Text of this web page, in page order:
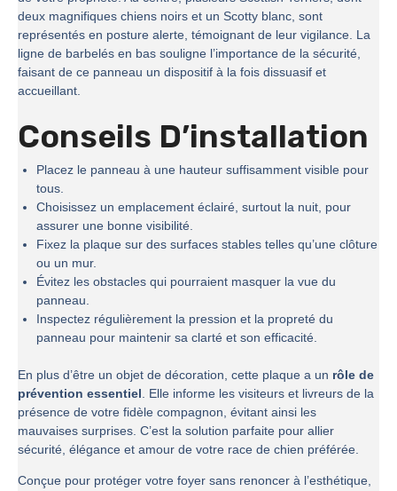
deux magnifiques chiens noirs et un Scotty blanc, sont
représentés en posture alerte, témoignant de leur vigilance. La
ligne de barbelés en bas souligne l’importance de la sécurité,
faisant de ce panneau un dispositif à la fois dissuasif et
accueillant.
Conseils D’installation
Placez le panneau à une hauteur suffisamment visible pour
tous.
Choisissez un emplacement éclairé, surtout la nuit, pour
assurer une bonne visibilité.
Fixez la plaque sur des surfaces stables telles qu’une clôture
ou un mur.
Évitez les obstacles qui pourraient masquer la vue du
panneau.
Inspectez régulièrement la pression et la propreté du
panneau pour maintenir sa clarté et son efficacité.
En plus d’être un objet de décoration, cette plaque a un rôle de
prévention essentiel. Elle informe les visiteurs et livreurs de la
présence de votre fidèle compagnon, évitant ainsi les
mauvaises surprises. C’est la solution parfaite pour allier
sécurité, élégance et amour de votre race de chien préférée.
Conçue pour protéger votre foyer sans renoncer à l’esthétique,